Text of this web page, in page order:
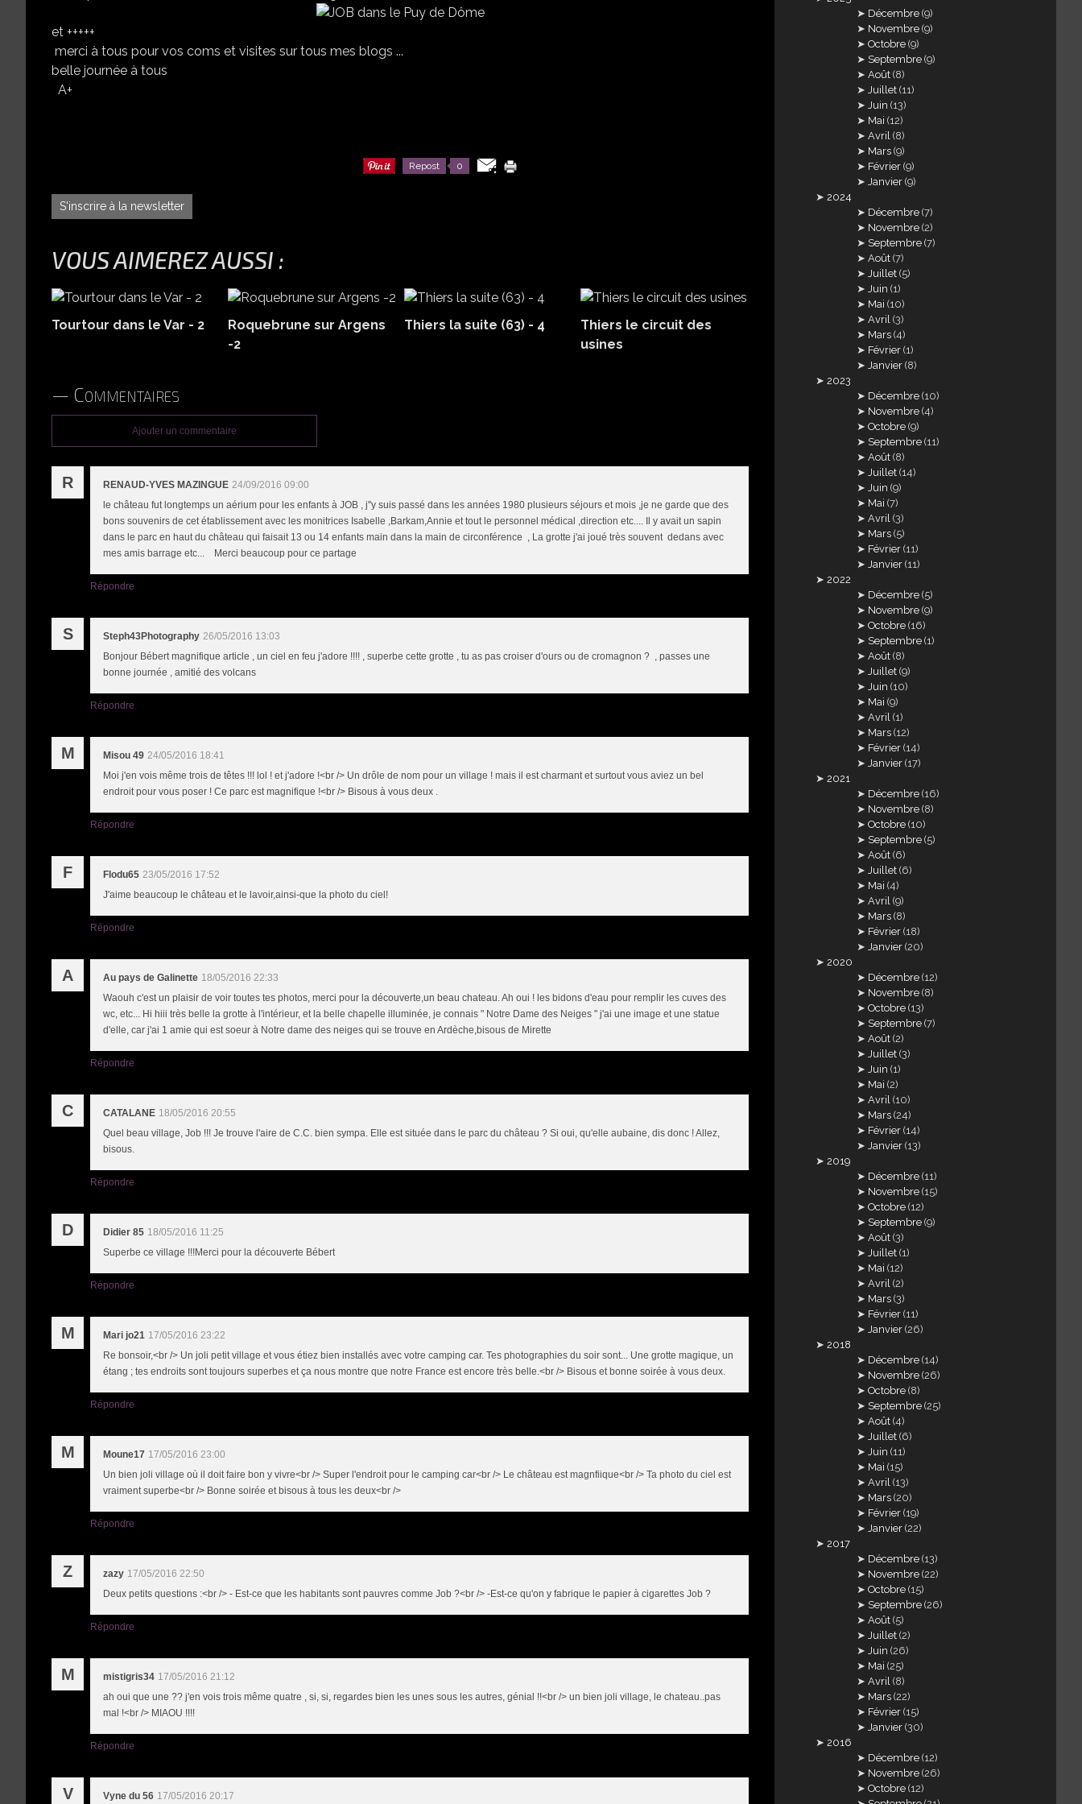
et +++++
merci à tous pour vos coms et visites sur tous mes blogs ...
belle journée à tous
A+
Repost 0
S'inscrire à la newsletter
VOUS AIMEREZ AUSSI :
Tourtour dans le Var - 2
Roquebrune sur Argens
-2
Thiers la suite (63) - 4
Thiers le circuit des
usines
Commentaires
Ajouter un commentaire
R RENAUD-YVES MAZINGUE 24/09/2016 09:00
le château fut longtemps un aérium pour les enfants à JOB , j''y suis passé dans les années 1980 plusieurs séjours et mois ,je ne garde que des
bons souvenirs de cet établissement avec les monitrices Isabelle ,Barkam,Annie et tout le personnel médical ,direction etc.... Il y avait un sapin
dans le parc en haut du château qui faisait 13 ou 14 enfants main dans la main de circonférence , La grotte j'ai joué très souvent dedans avec
mes amis barrage etc... Merci beaucoup pour ce partage
Répondre
S Steph43Photography 26/05/2016 13:03
Bonjour Bébert magnifique article , un ciel en feu j'adore !!!! , superbe cette grotte , tu as pas croiser d'ours ou de cromagnon ? , passes une
bonne journée , amitié des volcans
Répondre
M Misou 49 24/05/2016 18:41
Moi j'en vois même trois de têtes !!! lol ! et j'adore !<br /> Un drôle de nom pour un village ! mais il est charmant et surtout vous aviez un bel
endroit pour vous poser ! Ce parc est magnifique !<br /> Bisous à vous deux .
Répondre
F Flodu65 23/05/2016 17:52
J'aime beaucoup le château et le lavoir,ainsi-que la photo du ciel!
Répondre
A Au pays de Galinette 18/05/2016 22:33
Waouh c'est un plaisir de voir toutes tes photos, merci pour la découverte,un beau chateau. Ah oui ! les bidons d'eau pour remplir les cuves des
wc, etc... Hi hiii très belle la grotte à l'intérieur, et la belle chapelle illuminée, je connais " Notre Dame des Neiges " j'ai une image et une statue
d'elle, car j'ai 1 amie qui est soeur à Notre dame des neiges qui se trouve en Ardèche,bisous de Mirette
Répondre
C CATALANE 18/05/2016 20:55
Quel beau village, Job !!! Je trouve l'aire de C.C. bien sympa. Elle est située dans le parc du château ? Si oui, qu'elle aubaine, dis donc ! Allez,
bisous.
Répondre
D Didier 85 18/05/2016 11:25
Superbe ce village !!!Merci pour la découverte Bébert
Répondre
M Mari jo21 17/05/2016 23:22
Re bonsoir,<br /> Un joli petit village et vous étiez bien installés avec votre camping car. Tes photographies du soir sont... Une grotte magique, un
étang ; tes endroits sont toujours superbes et ça nous montre que notre France est encore très belle.<br /> Bisous et bonne soirée à vous deux.
Répondre
M Moune17 17/05/2016 23:00
Un bien joli village où il doit faire bon y vivre<br /> Super l'endroit pour le camping car<br /> Le château est magnfiique<br /> Ta photo du ciel est
vraiment superbe<br /> Bonne soirée et bisous à tous les deux<br />
Répondre
Z zazy 17/05/2016 22:50
Deux petits questions :<br /> - Est-ce que les habitants sont pauvres comme Job ?<br /> -Est-ce qu'on y fabrique le papier à cigarettes Job ?
Répondre
M mistigris34 17/05/2016 21:12
ah oui que une ?? j'en vois trois même quatre , si, si, regardes bien les unes sous les autres, génial !!<br /> un bien joli village, le chateau..pas
mal !<br /> MIAOU !!!!
Répondre
V Vyne du 56 17/05/2016 20:17
Décembre (9)
Novembre (9)
Octobre (9)
Septembre (9)
Août (8)
Juillet (11)
Juin (13)
Mai (12)
Avril (8)
Mars (9)
Février (9)
Janvier (9)
2024
Décembre (7)
Novembre (2)
Septembre (7)
Août (7)
Juillet (5)
Juin (1)
Mai (10)
Avril (3)
Mars (4)
Février (1)
Janvier (8)
2023
Décembre (10)
Novembre (4)
Octobre (9)
Septembre (11)
Août (8)
Juillet (14)
Juin (9)
Mai (7)
Avril (3)
Mars (5)
Février (11)
Janvier (11)
2022
Décembre (5)
Novembre (9)
Octobre (16)
Septembre (1)
Août (8)
Juillet (9)
Juin (10)
Mai (9)
Avril (1)
Mars (12)
Février (14)
Janvier (17)
2021
Décembre (16)
Novembre (8)
Octobre (10)
Septembre (5)
Août (6)
Juillet (6)
Mai (4)
Avril (9)
Mars (8)
Février (18)
Janvier (20)
2020
Décembre (12)
Novembre (8)
Octobre (13)
Septembre (7)
Août (2)
Juillet (3)
Juin (1)
Mai (2)
Avril (10)
Mars (24)
Février (14)
Janvier (13)
2019
Décembre (11)
Novembre (15)
Octobre (12)
Septembre (9)
Août (3)
Juillet (1)
Mai (12)
Avril (2)
Mars (3)
Février (11)
Janvier (26)
2018
Décembre (14)
Novembre (26)
Octobre (8)
Septembre (25)
Août (4)
Juillet (6)
Juin (11)
Mai (15)
Avril (13)
Mars (20)
Février (19)
Janvier (22)
2017
Décembre (13)
Novembre (22)
Octobre (15)
Septembre (26)
Août (5)
Juillet (2)
Juin (26)
Mai (25)
Avril (8)
Mars (22)
Février (15)
Janvier (30)
2016
Décembre (12)
Novembre (26)
Octobre (12)